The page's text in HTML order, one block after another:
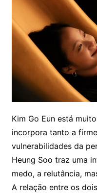
Kim Go Eun está
incorpora tanto a
vulnerabilidades da
Heung Soo traz uma
medo, a relutância,
A relação entre os